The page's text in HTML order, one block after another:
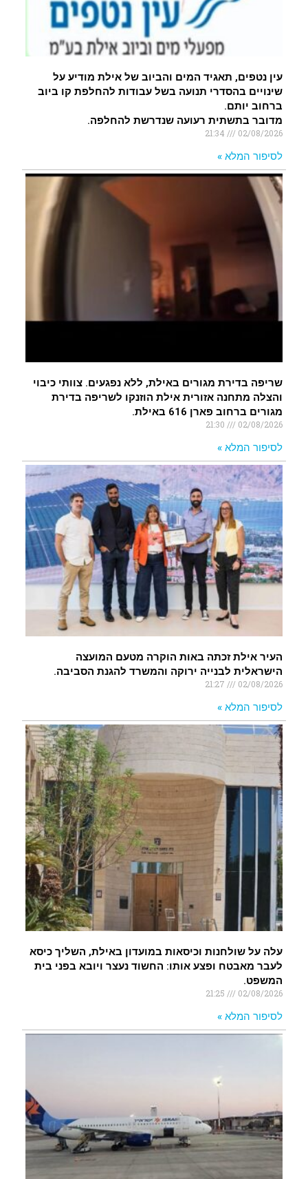
עין נטפים, תאגיד המים והביוב של אילת מודיע על
שינויים בהסדרי תנועה בשל עבודות להחלפת קו ביוב
ברחוב יותם.
מדובר בתשתית רעועה שנדרשת להחלפה.
02/08/2026
לסיפור המלא »
שריפה בדירת מגורים באילת, ללא נפגעים. צוותי כיבוי
והצלה מתחנה אזורית אילת הוזנקו לשריפה בדירת
מגורים ברחוב פארן 616 באילת.
02/08/2026
לסיפור המלא »
העיר אילת זכתה באות הוקרה מטעם המועצה
הישראלית לבנייה ירוקה והמשרד להגנת הסביבה.
02/08/2026
לסיפור המלא »
עלה על שולחנות וכיסאות במועדון באילת, השליך כיסא
לעבר מאבטח ופצע אותו: החשוד נעצר ויובא בפני בית
המשפט.
02/08/2026
לסיפור המלא »